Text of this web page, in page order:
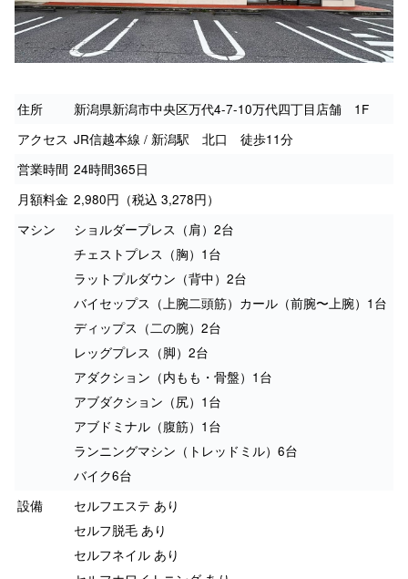
住所
新潟県新潟市中央区万代4-7-10万代四丁目店舗 1F
アクセス JR信越本線 / 新潟駅 北口 徒歩11分
営業時間 24時間365日
月額料金 2,980円（税込 3,278円）
マシン
ショルダープレス（肩）2台
チェストプレス（胸）1台
ラットプルダウン（背中）2台
バイセップス（上腕二頭筋）カール（前腕〜上腕）1台
ディップス（二の腕）2台
レッグプレス（脚）2台
アダクション（内もも・骨盤）1台
アブダクション（尻）1台
アブドミナル（腹筋）1台
ランニングマシン（トレッドミル）6台
バイク6台
設備
セルフエステ あり
セルフ脱毛 あり
セルフネイル あり